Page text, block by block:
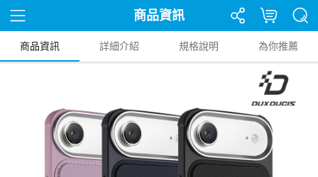
商品資訊
商品資訊 詳細介紹 規格說明 為你推薦